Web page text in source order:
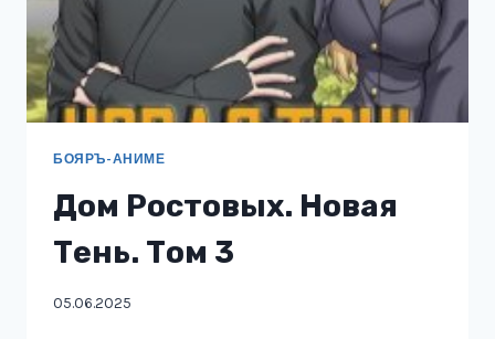
БОЯРЪ-АНИМЕ
Дом Ростовых. Новая
Тень. Том 3
05.06.2025